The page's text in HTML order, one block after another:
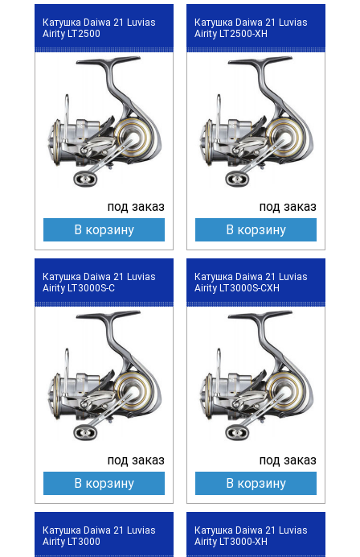
Катушка Daiwa 21 Luvias
Airity LT2500
под заказ
В корзину
Катушка Daiwa 21 Luvias
Airity LT2500-XH
под заказ
В корзину
Катушка Daiwa 21 Luvias
Airity LT3000S-C
под заказ
В корзину
Катушка Daiwa 21 Luvias
Airity LT3000S-CXH
под заказ
В корзину
Катушка Daiwa 21 Luvias
Airity LT3000
Катушка Daiwa 21 Luvias
Airity LT3000-XH